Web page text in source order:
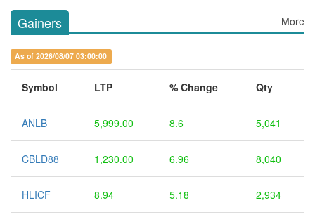
Gainers More
As of 2026/08/07 03:00:00
Symbol LTP % Change Qty
ANLB 5,999.00 8.6 5,041
CBLD88 1,230.00 6.96 8,040
HLICF 8.94 5.18 2,934